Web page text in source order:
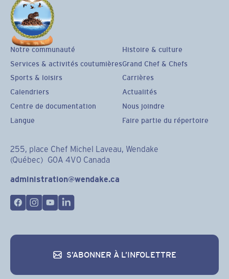
255, place Chef Michel Laveau, Wendake
(Québec) G0A 4V0 Canada
administration@wendake.ca
Notre communauté
Services & activités coutumières
Sports & loisirs
Calendriers
Centre de documentation
Langue
Histoire & culture
Grand Chef & Chefs
Carrières
Actualités
Nous joindre
Faire partie du répertoire
S’ABONNER À L’INFOLETTRE
S’abonner à l’infolettre